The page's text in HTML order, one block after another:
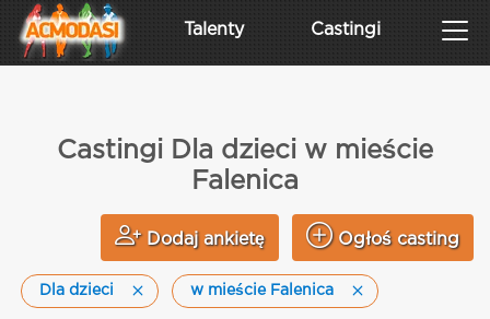
Talenty Castingi
Castingi Dla dzieci w mieście
Falenica
Dodaj ankietę Ogłoś casting
Dla dzieci w mieście Falenica